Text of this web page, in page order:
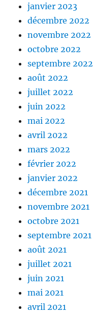
janvier 2023
décembre 2022
novembre 2022
octobre 2022
septembre 2022
août 2022
juillet 2022
juin 2022
mai 2022
avril 2022
mars 2022
février 2022
janvier 2022
décembre 2021
novembre 2021
octobre 2021
septembre 2021
août 2021
juillet 2021
juin 2021
mai 2021
avril 2021